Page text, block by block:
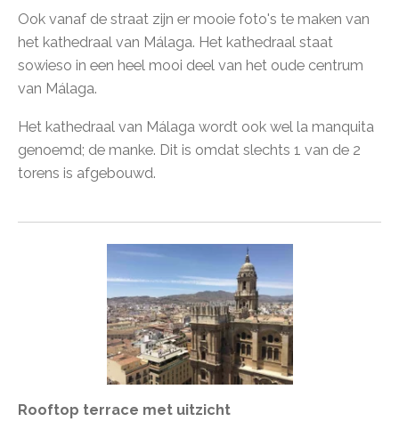
Ook vanaf de straat zijn er mooie foto's te maken van
het kathedraal van Málaga. Het kathedraal staat
sowieso in een heel mooi deel van het oude centrum
van Málaga.
Het kathedraal van Málaga wordt ook wel la manquita
genoemd; de manke. Dit is omdat slechts 1 van de 2
torens is afgebouwd.
Rooftop terrace met uitzicht